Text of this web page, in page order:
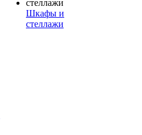
Шкафы и
стеллажи